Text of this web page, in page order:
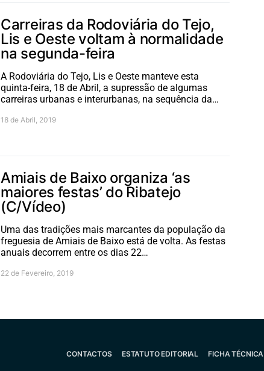
Carreiras da Rodoviária do Tejo,
Lis e Oeste voltam à normalidade
na segunda-feira
A Rodoviária do Tejo, Lis e Oeste manteve esta
quinta-feira, 18 de Abril, a supressão de algumas
carreiras urbanas e interurbanas, na sequência da…
18 de Abril, 2019
Amiais de Baixo organiza ‘as
maiores festas’ do Ribatejo
(C/Vídeo)
Uma das tradições mais marcantes da população da
freguesia de Amiais de Baixo está de volta. As festas
anuais decorrem entre os dias 22…
22 de Fevereiro, 2019
CONTACTOS ESTATUTO EDITORIAL FICHA TÉCNICA